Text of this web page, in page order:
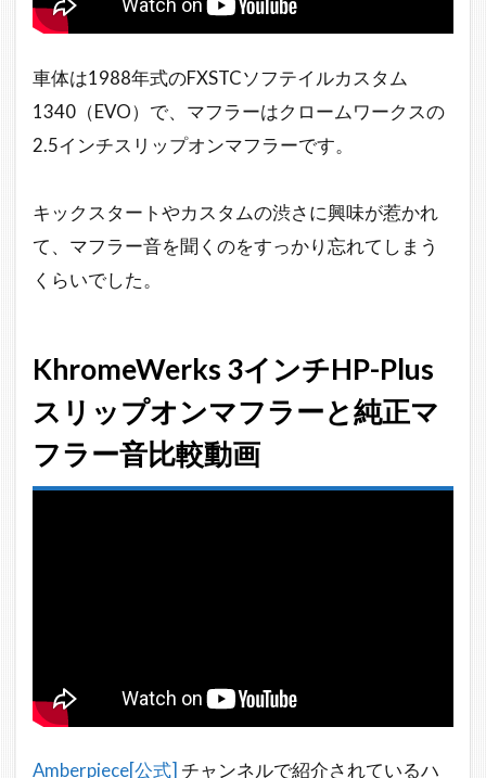
車体は1988年式のFXSTCソフテイルカスタム
1340（EVO）で、マフラーはクロームワークスの
2.5インチスリップオンマフラーです。
キックスタートやカスタムの渋さに興味が惹かれ
て、マフラー音を聞くのをすっかり忘れてしまう
くらいでした。
KhromeWerks 3インチHP-Plus
スリップオンマフラーと純正マ
フラー音比較動画
Amberpiece[公式] チャンネルで紹介されているハ